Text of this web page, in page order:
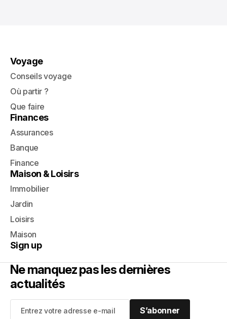
Voyage
Conseils voyage
Où partir ?
Que faire
Finances
Assurances
Banque
Finance
Maison & Loisirs
Immobilier
Jardin
Loisirs
Maison
Sign up
Ne manquez pas les dernières
actualités
S’abonner